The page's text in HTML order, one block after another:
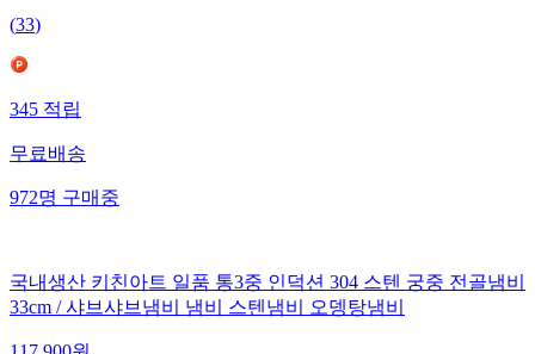
(33)
345적립
무료배송
972명구매중
국내생산 키친아트 일품 통3중 인덕션 304 스텐 궁중 전골냄비
33cm / 샤브샤브냄비 냄비 스텐냄비 오뎅탕냄비